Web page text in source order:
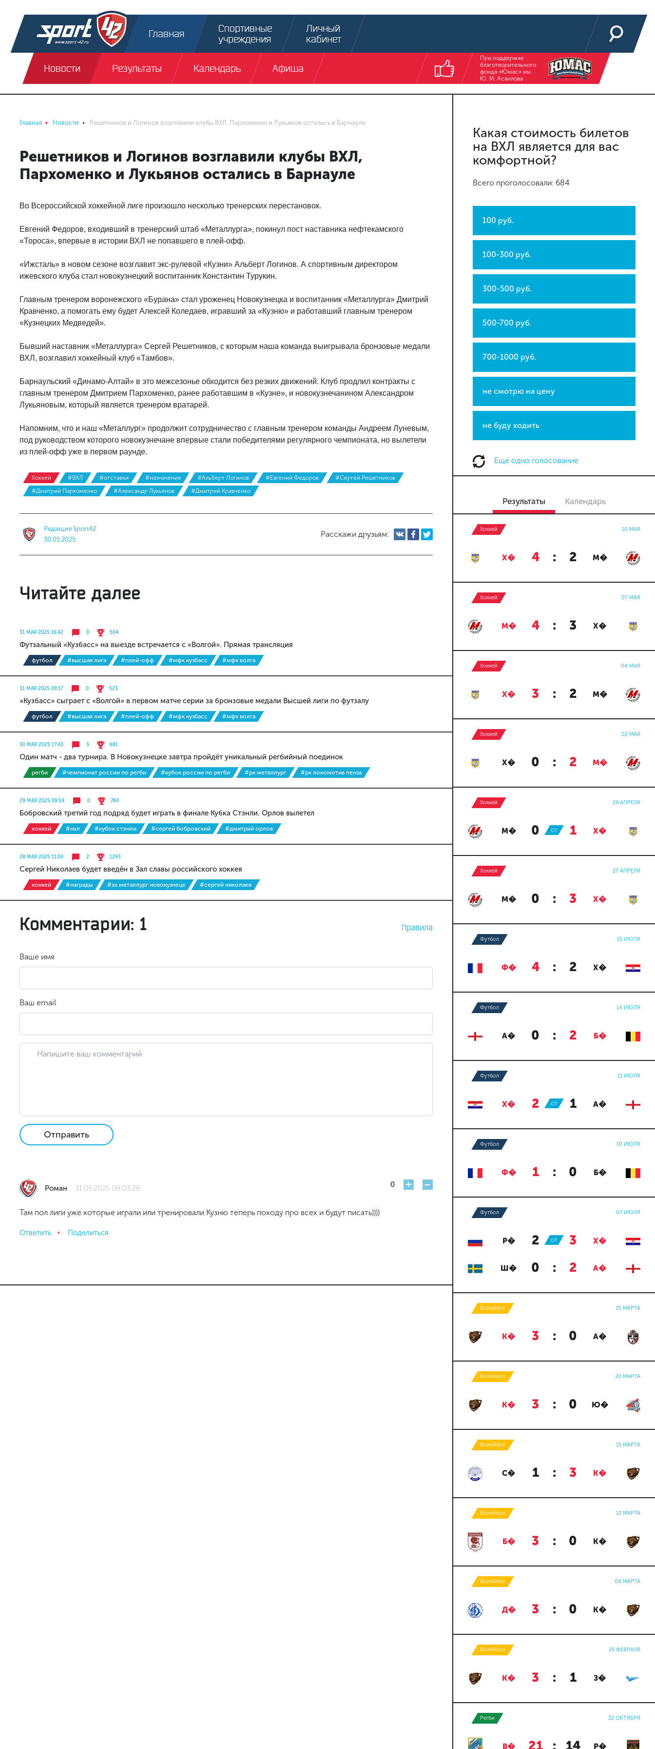
Главная
Спортивные
учреждения
Личный
кабинет
Новости Результаты Календарь Афиша
При поддержке
благотворительного
фонда «Юмас» им.
Ю. М. Асаилова
Главная Новости Решетников и Логинов возглавили клубы ВХЛ, Пархоменко и Лукьянов остались в Барнауле
Решетников и Логинов возглавили клубы ВХЛ,
Пархоменко и Лукьянов остались в Барнауле
Во Всероссийской хоккейной лиге произошло несколько тренерских перестановок.
Евгений Федоров, входивший в тренерский штаб «Металлурга», покинул пост наставника нефтекамского
«Тороса», впервые в истории ВХЛ не попавшего в плей-офф.
«Ижсталь» в новом сезоне возглавит экс-рулевой «Кузни» Альберт Логинов. А спортивным директором
ижевского клуба стал новокузнецкий воспитанник Константин Турукин.
Главным тренером воронежского «Бурана» стал уроженец Новокузнецка и воспитанник «Металлурга» Дмитрий
Кравченко, а помогать ему будет Алексей Коледаев, игравший за «Кузню» и работавший главным тренером
«Кузнецких Медведей».
Бывший наставник «Металлурга» Сергей Решетников, с которым наша команда выигрывала бронзовые медали
ВХЛ, возглавил хоккейный клуб «Тамбов».
Барнаульский «Динамо-Алтай» в это межсезонье обходится без резких движений. Клуб продлил контракты с
главным тренером Дмитрием Пархоменко, ранее работавшим в «Кузне», и новокузнечанином Александром
Лукьяновым, который является тренером вратарей.
Напомним, что и наш «Металлург» продолжит сотрудничество с главным тренером команды Андреем Луневым,
под руководством которого новокузнечане впервые стали победителями регулярного чемпионата, но вылетели
из плей-офф уже в первом раунде.
Хоккей #ВХЛ #отставки #назначения #Альберт Логинов #Евгений Федоров
#Сергей Решетников
#Дмитрий Пархоменко
#Александр Лукьянов #Дмитрий Кравченко
Редакция Sport42
30.05.2025
Расскажи друзьям:
Читайте далее
31 МАЯ 2025 16:42 0 504
Футзальный «Кузбасс» на выезде встречается с «Волгой». Прямая трансляция
футбол #высшая лига #плей-офф #мфк кузбасс #мфк волга
31 МАЯ 2025 09:17 0 523
«Кузбасс» сыграет с «Волгой» в первом матче серии за бронзовые медали Высшей лиги по футзалу
футбол #высшая лига #плей-офф #мфк кузбасс #мфк волга
30 МАЯ 2025 17:43 3 681
Один матч - два турнира. В Новокузнецке завтра пройдёт уникальный регбийный поединок
регби #чемпионат россии по регби #кубок россии по регби #рк металлург #рк локомотив пенза
29 МАЯ 2025 09:59 0 784
Бобровский третий год подряд будет играть в финале Кубка Стэнли. Орлов вылетел
хоккей #нхл #кубок стэнли #сергей бобровский #дмитрий орлов
28 МАЯ 2025 11:04 2 1293
Сергей Николаев будет введён в Зал славы российского хоккея
хоккей #награды #хк металлург новокузнецк #сергей николаев
Комментарии: 1 Правила
Ваше имя
Ваш email
Отправить
Роман 31.05.2025 08:03:29 0 + -
Там пол лиги уже которые играли или тренировали Кузню теперь походу про всех и будут писать))))
Ответить Поделиться
Какая стоимость билетов
на ВХЛ является для вас
комфортной?
Всего проголосовали: 684
100 руб.
100-300 руб.
300-500 руб.
500-700 руб.
700-1000 руб.
не смотрю на цену
не буду ходить
Еще одно голосование
Результаты Календарь
Хоккей 10 МАЯ
Х� 4 : 2 М�
Хоккей 07 МАЯ
М� 4 : 3 Х�
Хоккей 04 МАЯ
Х� 3 : 2 М�
Хоккей 02 МАЯ
Х� 0 : 2 М�
Хоккей 29 АПРЕЛЯ
М� 0 : 1 Х�
ОТ
Хоккей 27 АПРЕЛЯ
М� 0 : 3 Х�
Футбол 15 ИЮЛЯ
Ф� 4 : 2 Х�
Футбол 14 ИЮЛЯ
А� 0 : 2 Б�
Футбол 11 ИЮЛЯ
Х� 2 : 1 А�
ОТ
Футбол 10 ИЮЛЯ
Ф� 1 : 0 Б�
Футбол 07 ИЮЛЯ
Р� 2 : 3 Х�
ОТ
Ш� 0 : 2 А�
Волейбол 25 МАРТА
К� 3 : 0 А�
Волейбол 20 МАРТА
К� 3 : 0 Ю�
Волейбол 15 МАРТА
С� 1 : 3 К�
Волейбол 12 МАРТА
Б� 3 : 0 К�
Волейбол 04 МАРТА
Д� 3 : 0 К�
Волейбол 25 ФЕВРАЛЯ
К� 3 : 1 З�
Регби 22 ОКТЯБРЯ
В� 21 : 14 Р�